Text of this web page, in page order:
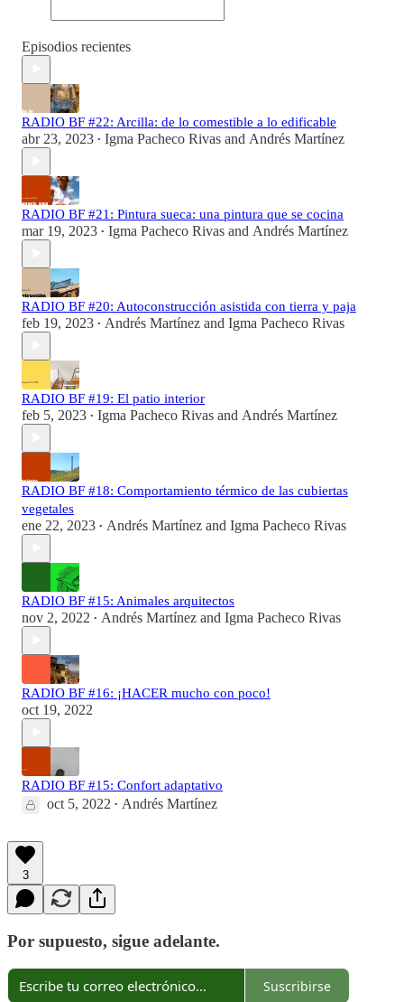
Episodios recientes
RADIO BF #22: Arcilla: de lo comestible a lo edificable
abr 23, 2023 • Igma Pacheco Rivas and Andrés Martínez
RADIO BF #21: Pintura sueca: una pintura que se cocina
mar 19, 2023 • Igma Pacheco Rivas and Andrés Martínez
RADIO BF #20: Autoconstrucción asistida con tierra y paja
feb 19, 2023 • Andrés Martínez and Igma Pacheco Rivas
RADIO BF #19: El patio interior
feb 5, 2023 • Igma Pacheco Rivas and Andrés Martínez
RADIO BF #18: Comportamiento térmico de las cubiertas
vegetales
ene 22, 2023 • Andrés Martínez and Igma Pacheco Rivas
RADIO BF #15: Animales arquitectos
nov 2, 2022 • Andrés Martínez and Igma Pacheco Rivas
RADIO BF #16: ¡HACER mucho con poco!
oct 19, 2022
RADIO BF #15: Confort adaptativo
oct 5, 2022 • Andrés Martínez
3
Por supuesto, sigue adelante.
Suscribirse